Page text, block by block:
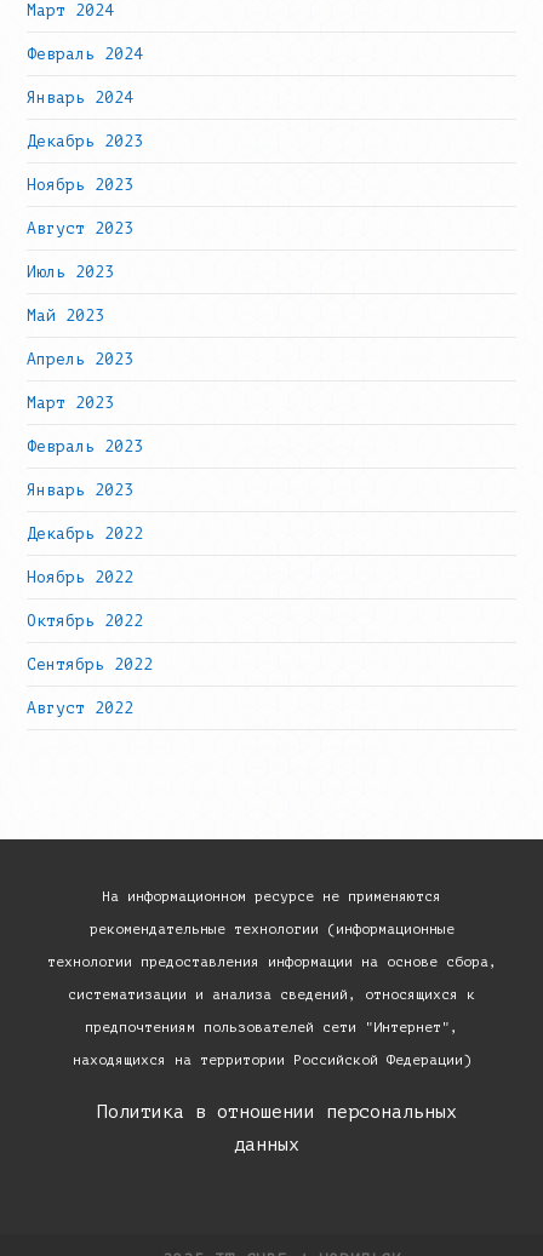
Март 2024
Февраль 2024
Январь 2024
Декабрь 2023
Ноябрь 2023
Август 2023
Июль 2023
Май 2023
Апрель 2023
Март 2023
Февраль 2023
Январь 2023
Декабрь 2022
Ноябрь 2022
Октябрь 2022
Сентябрь 2022
Август 2022
На информационном ресурсе не применяются
рекомендательные технологии (информационные
технологии предоставления информации на основе сбора,
систематизации и анализа сведений, относящихся к
предпочтениям пользователей сети "Интернет",
находящихся на территории Российской Федерации)
Политика в отношении персональных
данных